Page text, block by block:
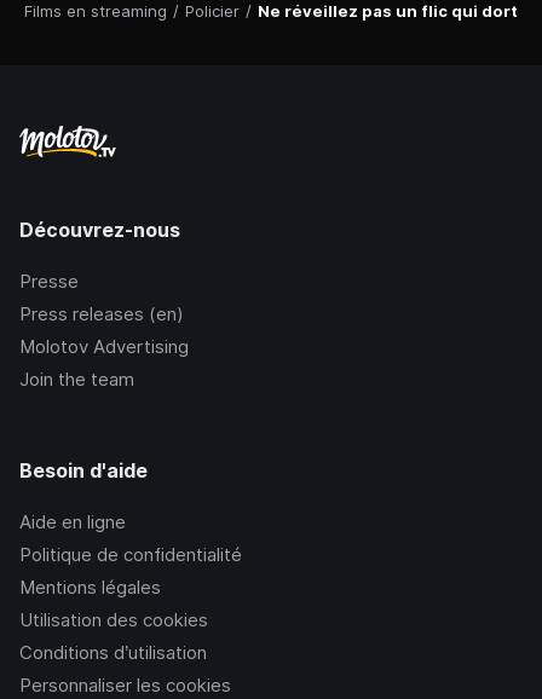
Films en streaming / Policier / Ne réveillez pas un flic qui dort
Découvrez-nous
Presse
Press releases (en)
Molotov Advertising
Join the team
Besoin d'aide
Aide en ligne
Politique de confidentialité
Mentions légales
Utilisation des cookies
Conditions d’utilisation
Personnaliser les cookies